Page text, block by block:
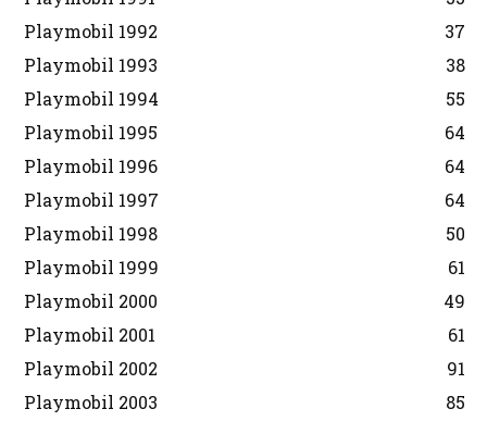
Playmobil 1992
37
Playmobil 1993
38
Playmobil 1994
55
Playmobil 1995
64
Playmobil 1996
64
Playmobil 1997
64
Playmobil 1998
50
Playmobil 1999
61
Playmobil 2000
49
Playmobil 2001
61
Playmobil 2002
91
Playmobil 2003
85